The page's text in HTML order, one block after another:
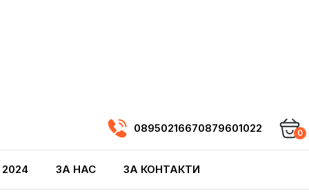
08950216670879601022 0
ЗА НАС ЗА КОНТАКТИ